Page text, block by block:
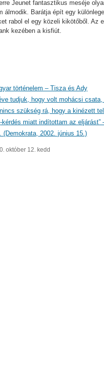
Jeunet fantasztikus meséje
álmodik. Barátja épít egy
rabol el egy közeli kikötőből. Az
kezében a kisfiút.
történelem – Tisza és Ady
tudjuk, hogy volt mohácsi
szükség rá, hogy a kinézett
kérdés miatt indítottam az
(Demokrata, 2002. június 15.)
október 12. kedd